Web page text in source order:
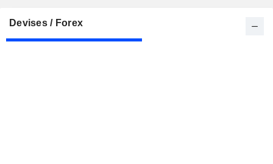
Devises / Forex